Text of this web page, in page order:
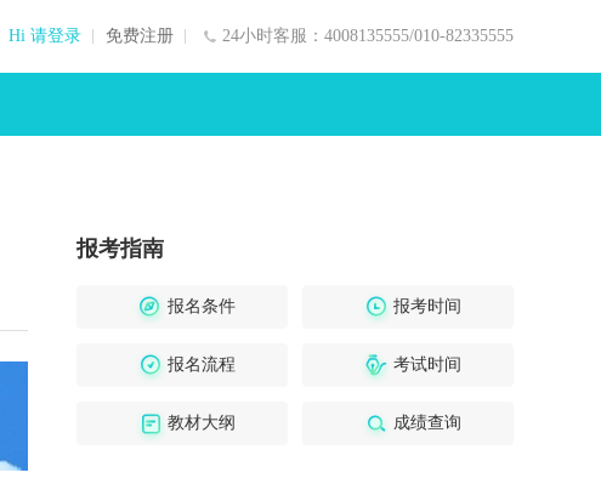
24小时客服：4008135555/010-82335555
Hi 请登录 免费注册
报考指南
报名条件 报考时间
报名流程 考试时间
教材大纲 成绩查询